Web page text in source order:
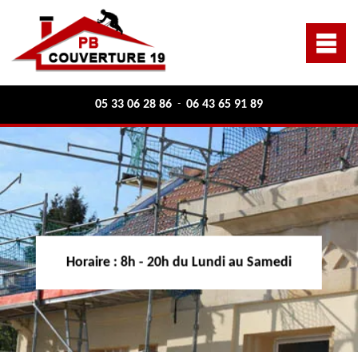
05 33 06 28 86 - 06 43 65 91 89
Horaire : 8h - 20h du Lundi au Samedi